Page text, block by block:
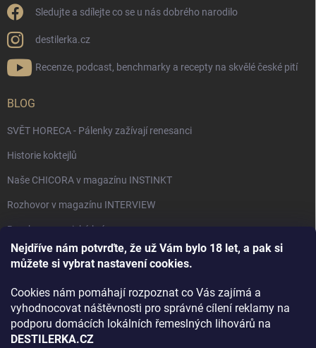
Nejdříve nám potvrďte, že už Vám bylo 18 let, a pak si
můžete si vybrat nastavení cookies.
Cookies nám pomáhají rozpoznat co Vás zajímá a
vyhodnocovat náštěvnosti pro správné cílení reklamy na
podporu domácích lokálních řemeslných lihovárů na
DESTILERKA.CZ
Sledujte a sdílejte co se u nás dobrého narodilo
destilerka.cz
Recenze, podcast, benchmarky a recepty na skvělé české pití
BLOG
SVĚT HORECA - Pálenky zažívají renesanci
Historie koktejlů
Naše CHICORA v magazínu INSTINKT
Rozhovor v magazínu INTERVIEW
Bourbon, americká krása.
Napsali v TÝDNU o naší práci
Rozhovor s DESTILERKA.CZ v magazínu DRINKING-CAT
Jak vybrat dárek na Vánoce